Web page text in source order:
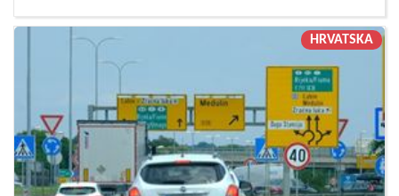
HRVATSKA